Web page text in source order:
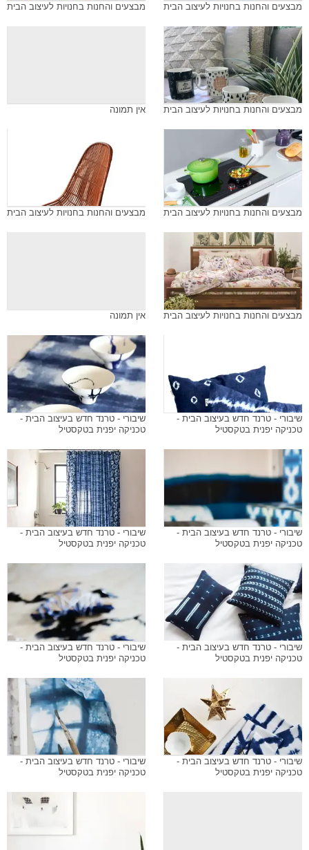
מבצעים והחנות בחנויות לעיצוב הבית מבצעים והחנות בחנויות לעיצוב הבית
מבצעים והחנות בחנויות לעיצוב הבית אין תמונה
מבצעים והחנות בחנויות לעיצוב הבית מבצעים והחנות בחנויות לעיצוב הבית
מבצעים והחנות בחנויות לעיצוב הבית אין תמונה
שיבורי - טרנד חדש בעיצוב הבית -
טכניקה יפנית בטקסטיל
שיבורי - טרנד חדש בעיצוב הבית -
טכניקה יפנית בטקסטיל
שיבורי - טרנד חדש בעיצוב הבית -
טכניקה יפנית בטקסטיל
שיבורי - טרנד חדש בעיצוב הבית -
טכניקה יפנית בטקסטיל
שיבורי - טרנד חדש בעיצוב הבית -
טכניקה יפנית בטקסטיל
שיבורי - טרנד חדש בעיצוב הבית -
טכניקה יפנית בטקסטיל
שיבורי - טרנד חדש בעיצוב הבית -
טכניקה יפנית בטקסטיל
שיבורי - טרנד חדש בעיצוב הבית -
טכניקה יפנית בטקסטיל